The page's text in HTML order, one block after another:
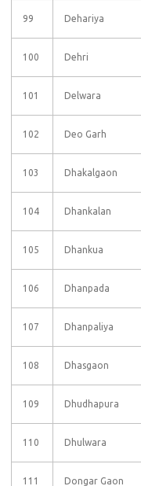
99 Dehariya
100 Dehri
101 Delwara
102 Deo Garh
103 Dhakalgaon
104 Dhankalan
105 Dhankua
106 Dhanpada
107 Dhanpaliya
108 Dhasgaon
109 Dhudhapura
110 Dhulwara
111 Dongar Gaon